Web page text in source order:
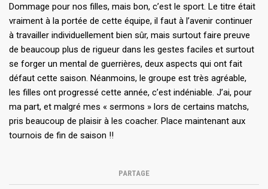
Dommage pour nos filles, mais bon, c’est le sport. Le titre était
vraiment à la portée de cette équipe, il faut à l’avenir continuer
à travailler individuellement bien sûr, mais surtout faire preuve
de beaucoup plus de rigueur dans les gestes faciles et surtout
se forger un mental de guerrières, deux aspects qui ont fait
défaut cette saison. Néanmoins, le groupe est très agréable,
les filles ont progressé cette année, c’est indéniable. J’ai, pour
ma part, et malgré mes « sermons » lors de certains matchs,
pris beaucoup de plaisir à les coacher. Place maintenant aux
tournois de fin de saison !!
PARTAGE